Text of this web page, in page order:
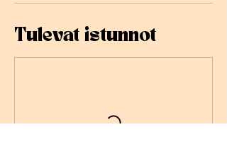
Tulevat istunnot